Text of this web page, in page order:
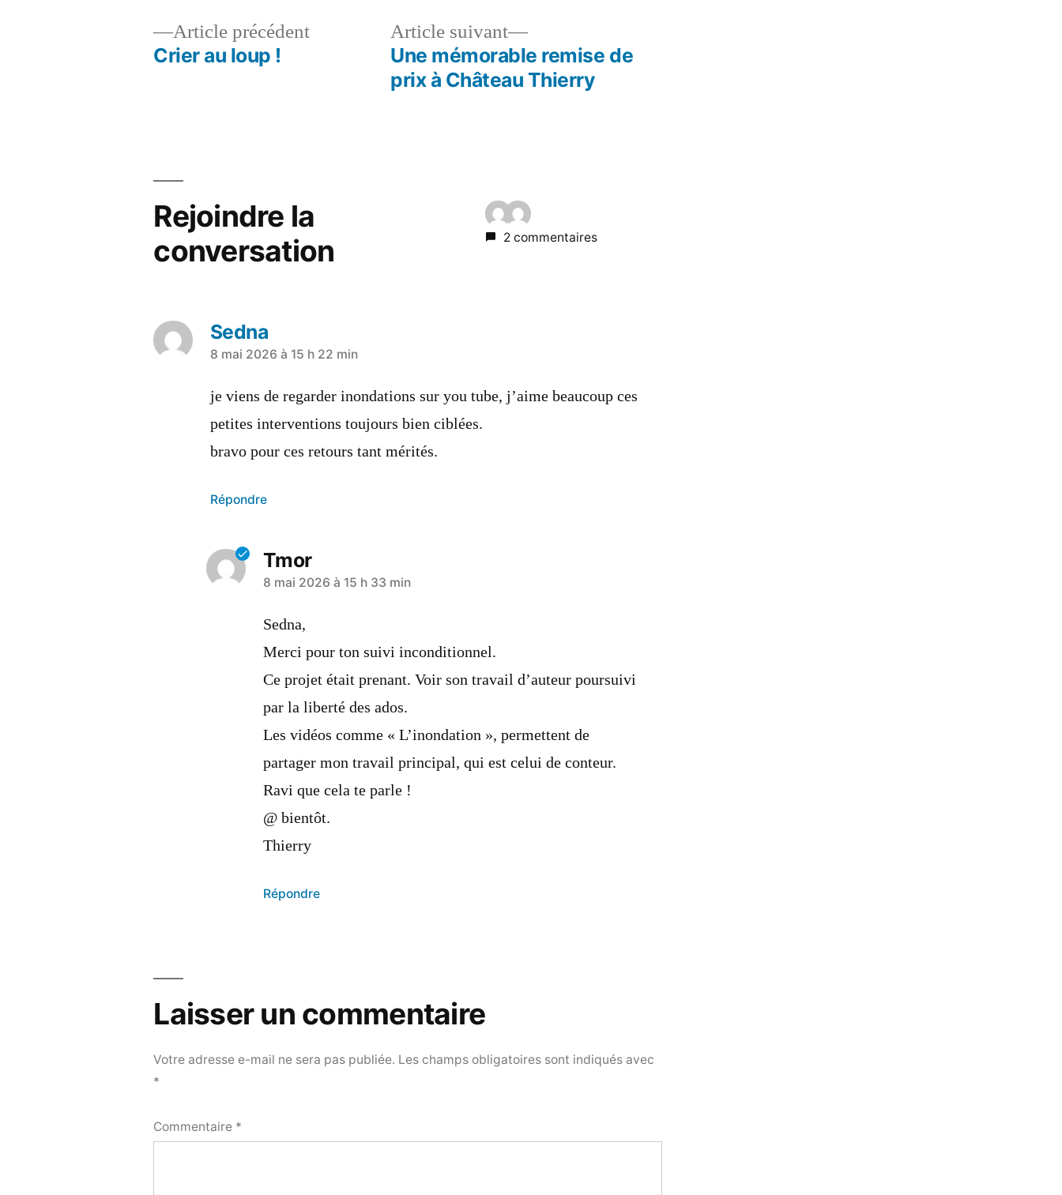
Article précédent
Crier au loup !
Article suivant
Une mémorable remise de
prix à Château Thierry
Rejoindre la
conversation
2 commentaires
Sedna
8 mai 2026 à 15 h 22 min
je viens de regarder inondations sur you tube, j’aime beaucoup ces
petites interventions toujours bien ciblées.
bravo pour ces retours tant mérités.
Répondre
Tmor
8 mai 2026 à 15 h 33 min
Sedna,
Merci pour ton suivi inconditionnel.
Ce projet était prenant. Voir son travail d’auteur poursuivi
par la liberté des ados.
Les vidéos comme « L’inondation », permettent de
partager mon travail principal, qui est celui de conteur.
Ravi que cela te parle !
@ bientôt.
Thierry
Répondre
Votre adresse e-mail ne sera pas publiée. Les champs obligatoires sont indiqués avec
*
Commentaire *
Laisser un commentaire